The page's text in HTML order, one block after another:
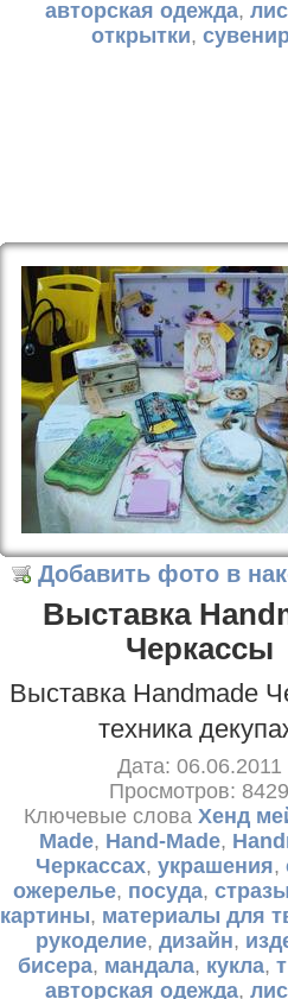
авторская одежда,
открытки,
Добавить фото в
Выставка
Черкассы
Выставка Handmade
техника
Дата: 06.06.2011
Просмотров: 8429
Ключевые слова Хенд
Made, Hand-Made,
Черкассах, украшения,
ожерелье, посуда,
картины, материалы для
рукоделие, дизайн,
бисера, мандала, кукла,
авторская одежда,